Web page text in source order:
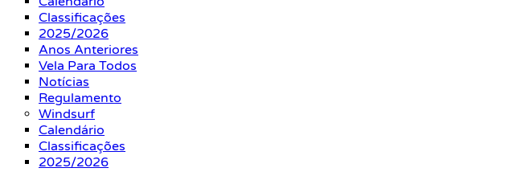
Classificações
2025/2026
Anos Anteriores
Vela Para Todos
Notícias
Regulamento
Windsurf
Calendário
Classificações
2025/2026